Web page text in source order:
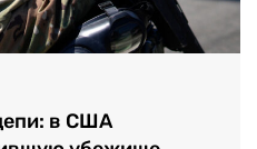
в США